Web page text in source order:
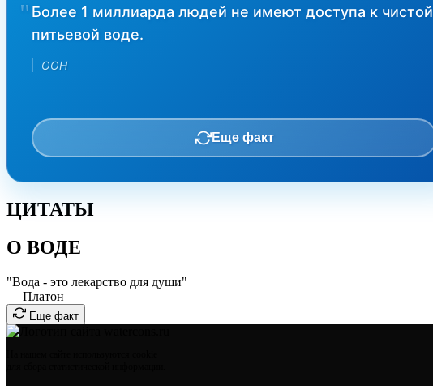
Более 1 миллиарда людей не имеют доступа к чистой
питьевой воде.
ООН
Еще факт
ЦИТАТЫ
О ВОДЕ
"Вода - это лекарство для души"
— Платон
Еще факт